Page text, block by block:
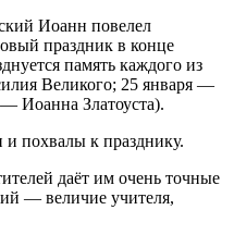
Иоанн повелел
праздник в конце
память каждого из
Великого; 25 января —
Иоанна Златоуста).
похвалы к празднику.
даёт им очень точные
— величие учителя,